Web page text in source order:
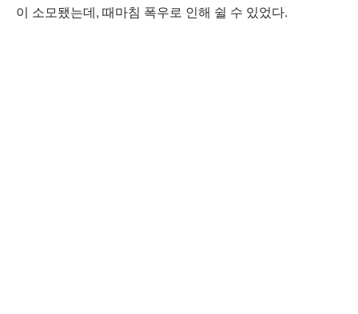
이 소모됐는데, 때마침 폭우로 인해 쉴 수 있었다.